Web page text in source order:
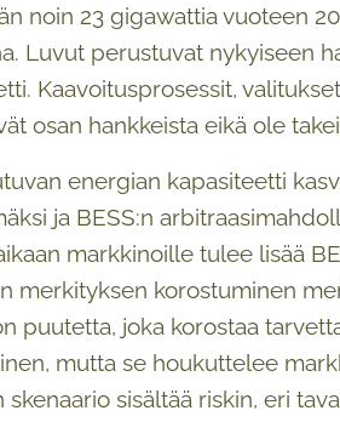
noin 23 gigawattia vuoteen
Luvut perustuvat nykyiseen
Kaavoitusprosessit,
osan hankkeista eikä ole
energian kapasiteetti
ja BESS:n
markkinoille tulee lisää
merkityksen korostuminen
puutetta, joka korostaa
mutta se houkuttelee
skenaario sisältää riskin, eri